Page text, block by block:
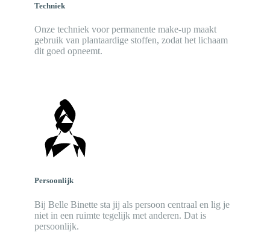
Techniek
Onze techniek voor permanente make-up maakt
gebruik van plantaardige stoffen, zodat het lichaam
dit goed opneemt.
Persoonlijk
Bij Belle Binette sta jij als persoon centraal en lig je
niet in een ruimte tegelijk met anderen. Dat is
persoonlijk.